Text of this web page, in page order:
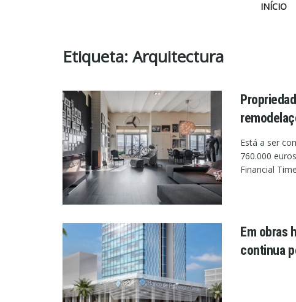
INÍCIO
Etiqueta: Arquitectura
Está a ser
760.000
Financial
Em obras
continua